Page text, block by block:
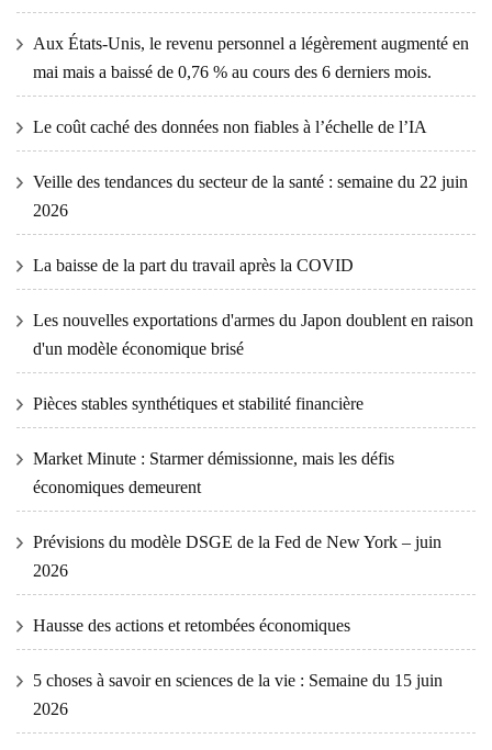
Aux États-Unis, le revenu personnel a légèrement augmenté en
mai mais a baissé de 0,76 % au cours des 6 derniers mois.
Le coût caché des données non fiables à l’échelle de l’IA
Veille des tendances du secteur de la santé : semaine du 22 juin
2026
La baisse de la part du travail après la COVID
Les nouvelles exportations d'armes du Japon doublent en raison
d'un modèle économique brisé
Pièces stables synthétiques et stabilité financière
Market Minute : Starmer démissionne, mais les défis
économiques demeurent
Prévisions du modèle DSGE de la Fed de New York – juin
2026
Hausse des actions et retombées économiques
5 choses à savoir en sciences de la vie : Semaine du 15 juin
2026